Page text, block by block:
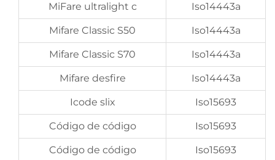
MiFare ultralight c Iso14443a
Mifare Classic S50 Iso14443a
Mifare Classic S70 Iso14443a
Mifare desfire Iso14443a
Icode slix Iso15693
Código de código Iso15693
Código de código Iso15693